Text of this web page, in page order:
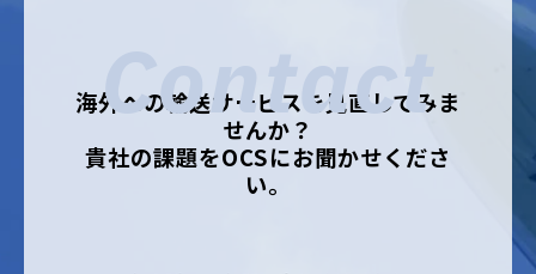
Contact
海外への輸送サービスを見直してみま
せんか？
貴社の課題をOCSにお聞かせくださ
い。